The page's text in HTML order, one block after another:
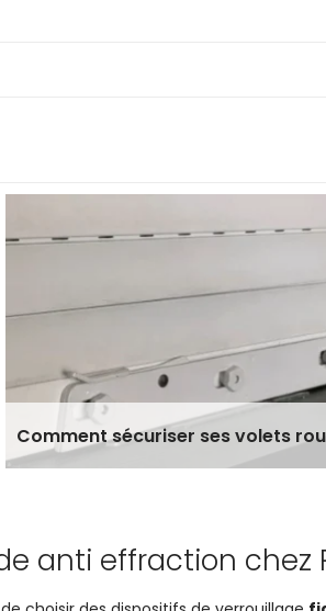
Comment sécuriser ses volets
anti effraction chez